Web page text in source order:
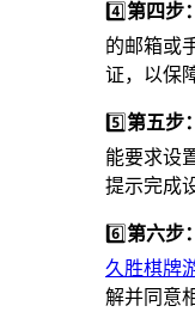
4️⃣第四步
的邮箱或
证，以保
5️⃣第五步
能要求设
提示完成
6️⃣第六步
久胜棋牌
解并同意